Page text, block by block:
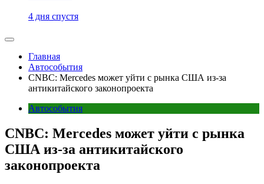
4 дня спустя
Главная
Автособытия
CNBC: Mercedes может уйти с рынка США из-за
антикитайского законопроекта
Автособытия
CNBC: Mercedes может уйти с рынка
США из-за антикитайского
законопроекта